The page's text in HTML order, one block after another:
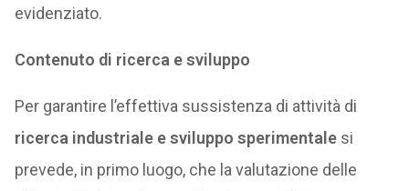
evidenziato.
Contenuto di ricerca e sviluppo
Per garantire l’effettiva sussistenza di attività di
ricerca industriale e sviluppo sperimentalesi
prevede, in primo luogo, che la valutazione delle